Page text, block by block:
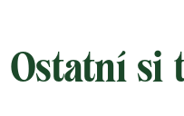
Ostatní si